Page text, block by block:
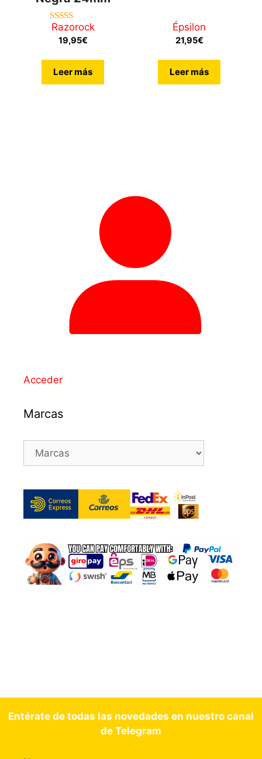
4.71
de 5
Razorock
19,95€
Leer más
Épsilon
21,95€
Leer más
Acceder
Marcas
Entérate de todas las novedades en nuestro canal
de Telegram